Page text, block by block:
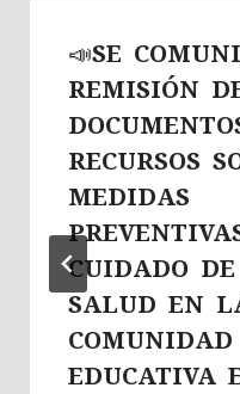
📣SE
REMISIÓN
RECURSOS
MEDIDAS
CUIDADO
SALUD EN
COMUNIDAD
EDUCATIVA